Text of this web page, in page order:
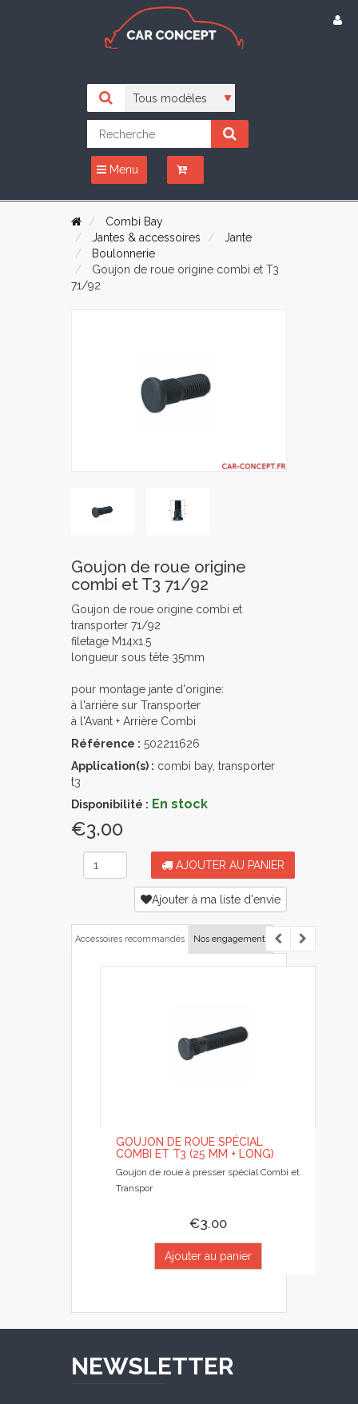
Menu
Combi Bay
Jantes & accessoires
Jante
Boulonnerie
Goujon de roue origine combi et T3
71/92
Goujon de roue origine
combi et T3 71/92
Goujon de roue origine combi et
transporter 71/92
filetage M14x1.5
longueur sous tête 35mm
pour montage jante d'origine:
à l'arrière sur Transporter
à l'Avant + Arrière Combi
Référence : 502211626
Application(s) : combi bay, transporter
t3
Disponibilité : En stock
€3.00
AJOUTER AU PANIER
Ajouter à ma liste d'envie
Accessoires recommandés Nos engagements
GOUJON DE ROUE SPÉCIAL
COMBI ET T3 (25 MM + LONG)
Goujon de roue à presser spécial Combi et
Transpor
€3.00
Ajouter au panier
NEWSLETTER